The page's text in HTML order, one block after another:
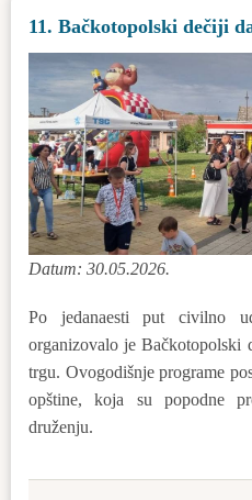
davaoce
krvi
11. Bačkotopolski dečiji
Datum: 30.05.2026.
Po jedanaesti put civilno
organizovalo je Bačkotopolski
trgu. Ovogodišnje programe
opštine, koja su popodne
druženju.